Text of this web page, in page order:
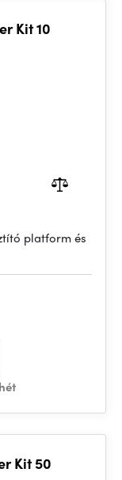
Kit 10
platform és
Kit 50